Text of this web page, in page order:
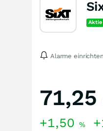
Aktie
Alarme einrichten
71,25
+1,50 %